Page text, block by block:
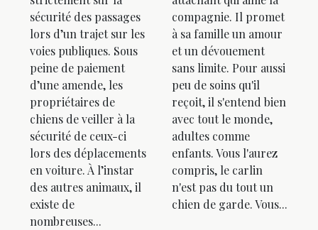
sécurité des passages
lors d’un trajet sur les
voies publiques. Sous
peine de paiement
d’une amende, les
propriétaires de
chiens de veiller à la
sécurité de ceux-ci
lors des déplacements
en voiture. À l’instar
des autres animaux, il
existe de
nombreuses...
compagnie. Il promet
à sa famille un amour
et un dévouement
sans limite. Pour aussi
peu de soins qu'il
reçoit, il s'entend bien
avec tout le monde,
adultes comme
enfants. Vous l'aurez
compris, le carlin
n'est pas du tout un
chien de garde. Vous...